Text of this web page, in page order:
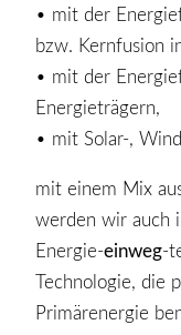
• mit der
bzw. Kernfusion
• mit der
Energieträgern,
• mit Solar-,
mit einem Mix
werden wir auch
Energie-einweg-
Technologie, die
Primärenergie